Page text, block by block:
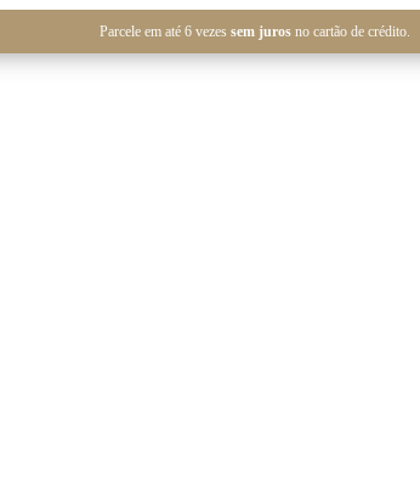
Parcele em até 6 vezes sem juros no cartão de crédito.